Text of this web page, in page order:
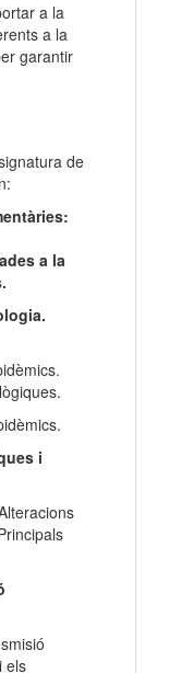
a la
a la
garantir
de
a la
i
els